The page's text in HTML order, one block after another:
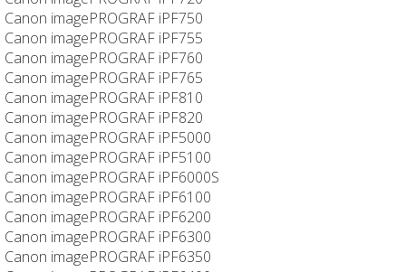
Canon imagePROGRAF iPF750
Canon imagePROGRAF iPF755
Canon imagePROGRAF iPF760
Canon imagePROGRAF iPF765
Canon imagePROGRAF iPF810
Canon imagePROGRAF iPF820
Canon imagePROGRAF iPF5000
Canon imagePROGRAF iPF5100
Canon imagePROGRAF iPF6000S
Canon imagePROGRAF iPF6100
Canon imagePROGRAF iPF6200
Canon imagePROGRAF iPF6300
Canon imagePROGRAF iPF6350